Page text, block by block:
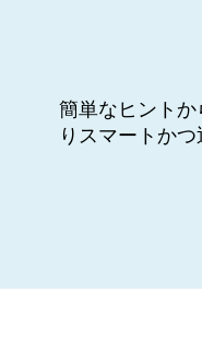
簡単なヒント
りスマートか